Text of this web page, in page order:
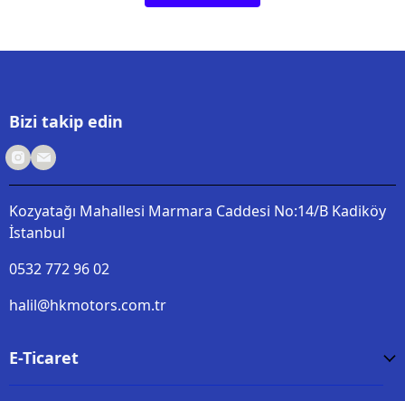
Bizi takip edin
Kozyatağı Mahallesi Marmara Caddesi No:14/B Kadiköy
İstanbul
0532 772 96 02
halil@hkmotors.com.tr
E-Ticaret